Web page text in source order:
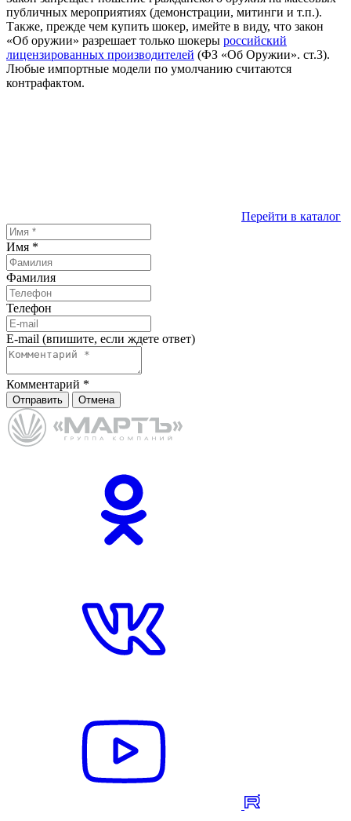
публичных мероприятиях (демонстрации, митинги и т.п.).
Также, прежде чем купить шокер, имейте в виду, что закон
«Об оружии» разрешает только шокеры российский
лицензированных производителей (ФЗ «Об Оружии». ст.3).
Любые импортные модели по умолчанию считаются
контрафактом.
Перейти в каталог
Имя *
Фамилия
Телефон
E-mail (впишите, если ждете ответ)
Комментарий *
Отправить Отмена